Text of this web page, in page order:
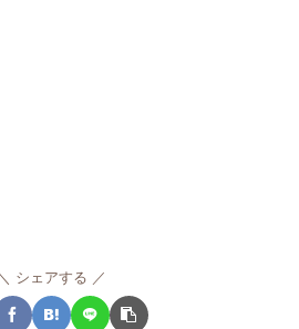
シェアする